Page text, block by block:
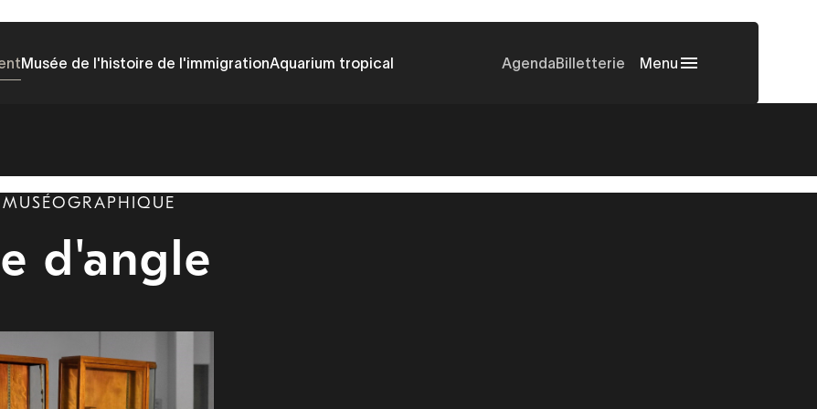
Musée de l'histoire de l'immigrationAquarium tropical AgendaBilletterie Menu
d'angle